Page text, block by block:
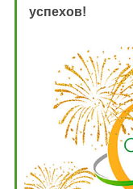
успехов!